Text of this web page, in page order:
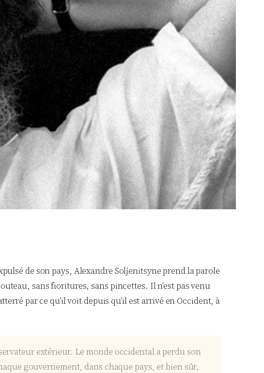
de son pays, Alexandre Soljenitsyne prend la parole
sans fioritures, sans pincettes. Il n’est pas venu
par ce qu’il voit depuis qu’il est arrivé en Occident, à
extérieur. Le monde occidental a perdu son
gouvernement, dans chaque pays, et bien sûr,